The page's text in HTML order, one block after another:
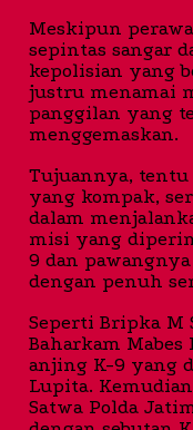
Meskipun
sepintas sangar
kepolisian yang
justru menamai
panggilan yang
menggemaskan.
Tujuannya,
yang kompak,
dalam
misi yang
9 dan
dengan penuh
Seperti Bripka M
Baharkam
anjing K-9 yang
Lupita.
Satwa Polda